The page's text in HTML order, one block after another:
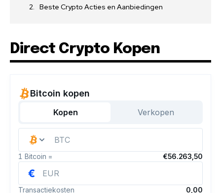
Beste Crypto Acties en Aanbiedingen
Direct Crypto Kopen